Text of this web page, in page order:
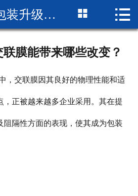
网站首页
包装升级，交联膜能带来哪些改变？  
膜能带来哪些改变？
，交联膜因其良好的物理性能和适
，正被越来越多企业采用。其在提
阻隔性方面的表现，使其成为包装